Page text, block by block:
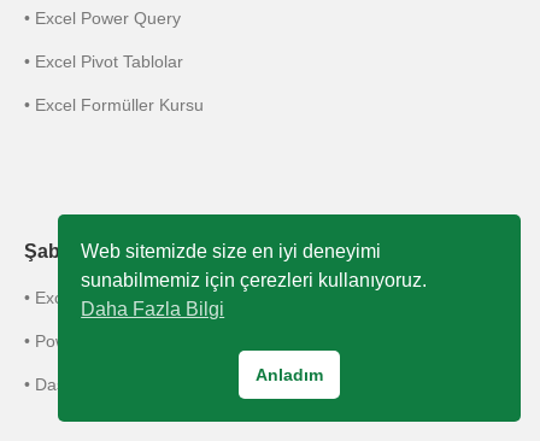
• Excel Power Query
• Excel Pivot Tablolar
• Excel Formüller Kursu
Şablonlarımız
• Excel Şablonları
• PowerPoint Şablonları
• Dashboard Şablonları
Web sitemizde size en iyi deneyimi
sunabilmemiz için çerezleri kullanıyoruz.
Daha Fazla Bilgi
Anladım